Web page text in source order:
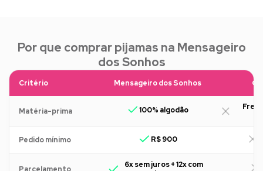
Por que comprar pijamas na Mensageiro
dos Sonhos
Critério Mensageiro dos Sonhos
Matéria-prima 100% algodão
Pedido mínimo R$ 900
6x sem juros + 12x com